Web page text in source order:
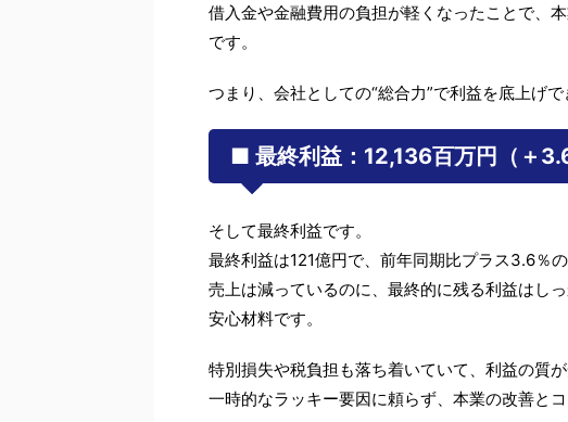
借入金や金融費用の負担が軽くなったことで、
です。
つまり、会社としての“総合力”で利益を底上げで
■ 最終利益：12,136百万円（＋3.6
そして最終利益です。
最終利益は121億円で、前年同期比プラス3.6％の
売上は減っているのに、最終的に残る利益はし
安心材料です。
特別損失や税負担も落ち着いていて、利益の質
一時的なラッキー要因に頼らず、本業の改善と